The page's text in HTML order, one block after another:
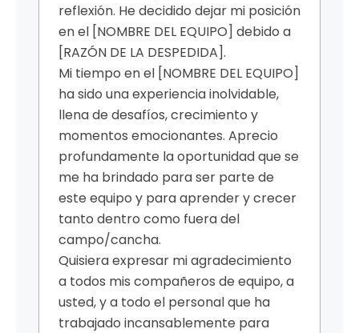
reflexión. He decidido dejar mi posición
en el [NOMBRE DEL EQUIPO] debido a
[RAZÓN DE LA DESPEDIDA].
Mi tiempo en el [NOMBRE DEL EQUIPO]
ha sido una experiencia inolvidable,
llena de desafíos, crecimiento y
momentos emocionantes. Aprecio
profundamente la oportunidad que se
me ha brindado para ser parte de
este equipo y para aprender y crecer
tanto dentro como fuera del
campo/cancha.
Quisiera expresar mi agradecimiento
a todos mis compañeros de equipo, a
usted, y a todo el personal que ha
trabajado incansablemente para